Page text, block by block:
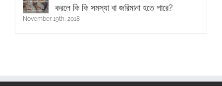
করলে কি কি সমস্যা বা জরিমানা হতে পারে?
November 19th, 2018